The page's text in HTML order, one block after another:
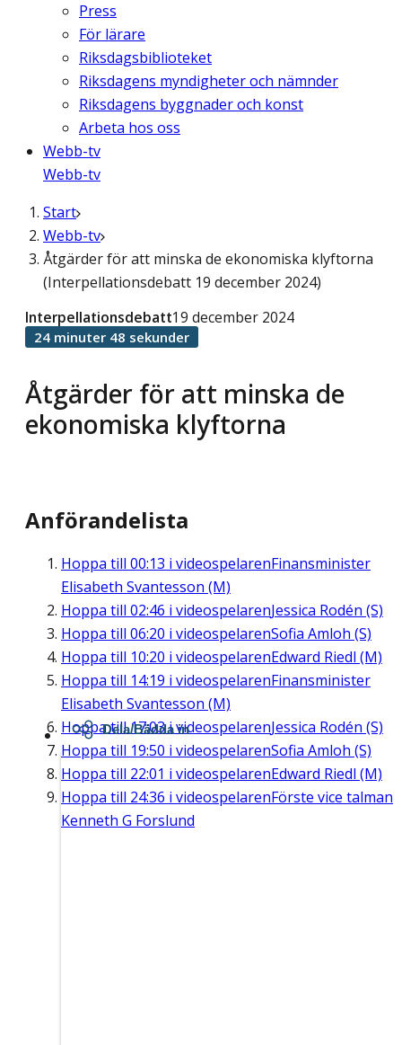
Press
För lärare
Riksdagsbiblioteket
Riksdagens myndigheter och nämnder
Riksdagens byggnader och konst
Arbeta hos oss
Webb-tv
Webb-tv
Start
Webb-tv
Åtgärder för att minska de ekonomiska klyftorna
(Interpellationsdebatt 19 december 2024)
Åtgärder för att minska de
ekonomiska klyftorna
Interpellationsdebatt19 december 2024
24 minuter 48 sekunder
Anförandelista
Hoppa till 00:13 i videospelarenFinansminister
Elisabeth Svantesson (M)
Hoppa till 02:46 i videospelarenJessica Rodén (S)
Hoppa till 06:20 i videospelarenSofia Amloh (S)
Hoppa till 10:20 i videospelarenEdward Riedl (M)
Hoppa till 14:19 i videospelarenFinansminister
Elisabeth Svantesson (M)
Hoppa till17:03i videospelarenJessica Rodén (S)
Hoppa till 19:50 i videospelarenSofia Amloh (S)
Hoppa till 22:01 i videospelarenEdward Riedl (M)
Hoppa till 24:36 i videospelarenFörste vice talman
Kenneth G Forslund
Dela/Bädda in